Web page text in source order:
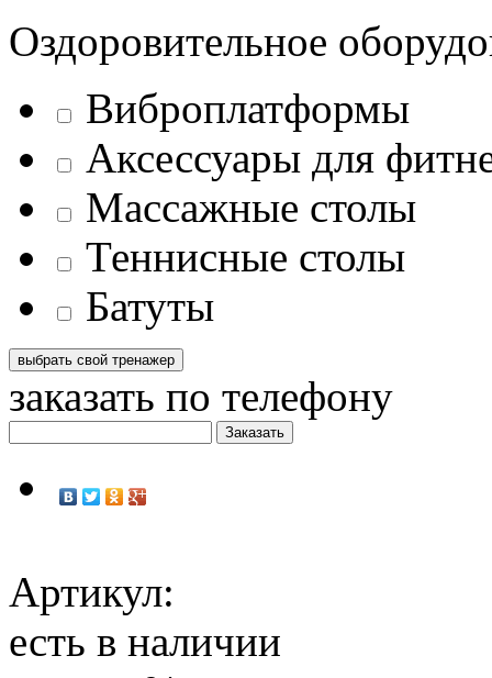
Оздоровительное
Виброплатформы
Аксессуары для
Массажные столы
Теннисные столы
Батуты
заказать по телефону
Артикул:
есть в наличии